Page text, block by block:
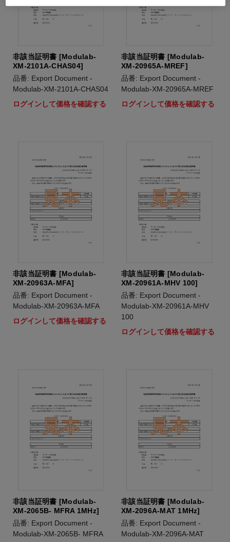
非該当証明書 [Modulab-
XM-2101A-CHAS04]
品番: Export Document -
Modulab-XM-2101A-CHAS04
ログインして価格を確認する
非該当証明書 [Modulab-
XM-20965A-MREF]
品番: Export Document -
Modulab-XM-20965A-MREF
ログインして価格を確認する
非該当証明書 [Modulab-
XM-20963A-MFA]
品番: Export Document -
Modulab-XM-20963A-MFA
ログインして価格を確認する
非該当証明書 [Modulab-
XM-20961A-MHV 100]
品番: Export Document -
Modulab-XM-20961A-MHV
100
ログインして価格を確認する
非該当証明書 [Modulab-
XM-2065B- MFRA 1MHz]
品番: Export Document -
Modulab-XM-2065B- MFRA
非該当証明書 [Modulab-
XM-2096A-MAT 1MHz]
品番: Export Document -
Modulab-XM-2096A-MAT